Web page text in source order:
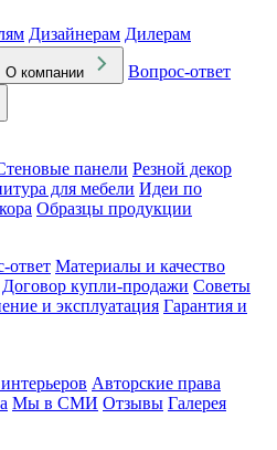
Дизайнерам Дилерам
О компании
Вопрос-ответ
панели Резной декор
для мебели Идеи по
Образцы продукции
ответ Материалы и качество
Договор купли-продажи Советы
и эксплуатация Гарантия и
Авторские права
Мы в СМИ Отзывы Галерея